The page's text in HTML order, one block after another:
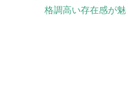
格調高い存在感が魅